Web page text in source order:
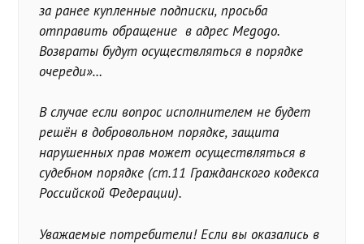
за ранее купленные подписки, просьба
отправить обращение в адрес Megogo.
Возвраты будут осуществляться в порядке
очереди»…
В случае если вопрос исполнителем не будет
решён в добровольном порядке, защита
нарушенных прав может осуществляться в
судебном порядке (ст.11 Гражданского кодекса
Российской Федерации).
Уважаемые потребители! Если вы оказались в